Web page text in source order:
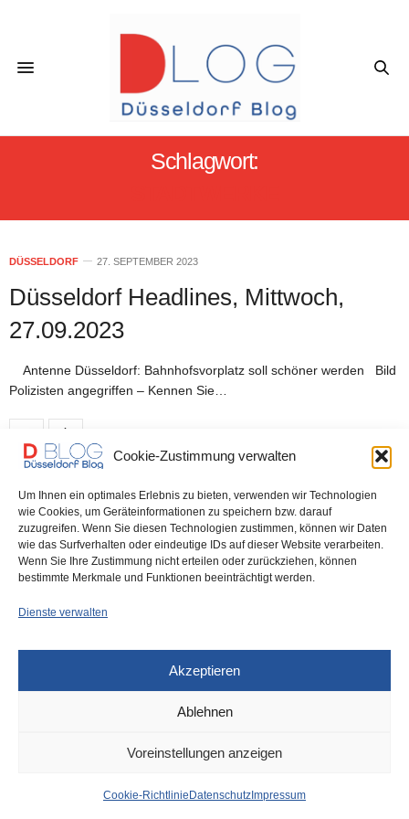
Cookie-Zustimmung verwalten
Um Ihnen ein optimales Erlebnis zu bieten, verwenden wir Technologien
wie Cookies, um Geräteinformationen zu speichern bzw. darauf
zuzugreifen. Wenn Sie diesen Technologien zustimmen, können wir Daten
wie das Surfverhalten oder eindeutige IDs auf dieser Website verarbeiten.
Wenn Sie Ihre Zustimmung nicht erteilen oder zurückziehen, können
bestimmte Merkmale und Funktionen beeinträchtigt werden.
Dienste verwalten
Akzeptieren
Ablehnen
Voreinstellungen anzeigen
Cookie-Richtlinie Datenschutz Impressum
Schlagwort:
DÜSSELDORF 27. SEPTEMBER 2023
Düsseldorf Headlines, Mittwoch,
27.09.2023
Antenne Düsseldorf: Bahnhofsvorplatz soll schöner werden Bild
Polizisten angegriffen – Kennen Sie…
DÜSSELDORF 17. FEBRUAR 2023
Düsseldorf Headlines, Freitag,
17.02.2023
Antenne Düsseldorf: Düsseldorf: Parkgebühren werden teurer Bild: